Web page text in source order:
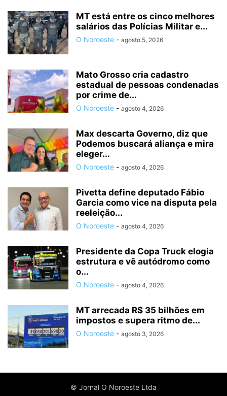
MT está entre os cinco melhores
salários das Polícias Militar e...
O Noroeste - agosto 5, 2026
Mato Grosso cria cadastro
estadual de pessoas condenadas
por crime de...
O Noroeste - agosto 4, 2026
Max descarta Governo, diz que
Podemos buscará aliança e mira
eleger...
O Noroeste - agosto 4, 2026
Pivetta define deputado Fábio
Garcia como vice na disputa pela
reeleição...
O Noroeste - agosto 4, 2026
Presidente da Copa Truck elogia
estrutura e vê autódromo como
o...
O Noroeste - agosto 4, 2026
MT arrecada R$ 35 bilhões em
impostos e supera ritmo de...
O Noroeste - agosto 3, 2026
© Jornal O Noroeste Ltda